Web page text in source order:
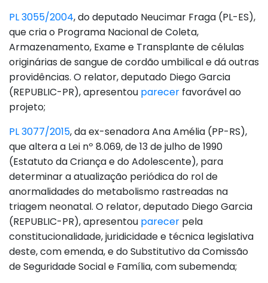
PL 3055/2004, do deputado Neucimar Fraga (PL-ES),
que cria o Programa Nacional de Coleta,
Armazenamento, Exame e Transplante de células
originárias de sangue de cordão umbilical e dá outras
providências. O relator, deputado Diego Garcia
(REPUBLIC-PR), apresentou parecer favorável ao
projeto;
PL 3077/2015, da ex-senadora Ana Amélia (PP-RS),
que altera a Lei nº 8.069, de 13 de julho de 1990
(Estatuto da Criança e do Adolescente), para
determinar a atualização periódica do rol de
anormalidades do metabolismo rastreadas na
triagem neonatal. O relator, deputado Diego Garcia
(REPUBLIC-PR), apresentou parecer pela
constitucionalidade, juridicidade e técnica legislativa
deste, com emenda, e do Substitutivo da Comissão
de Seguridade Social e Família, com subemenda;